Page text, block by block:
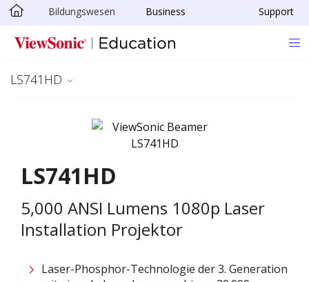
Skip to main content
Bildungswesen Business Support
LS741HD
LS741HD
5,000 ANSI Lumens 1080p Laser
Installation Projektor
Laser-Phosphor-Technologie der 3. Generation